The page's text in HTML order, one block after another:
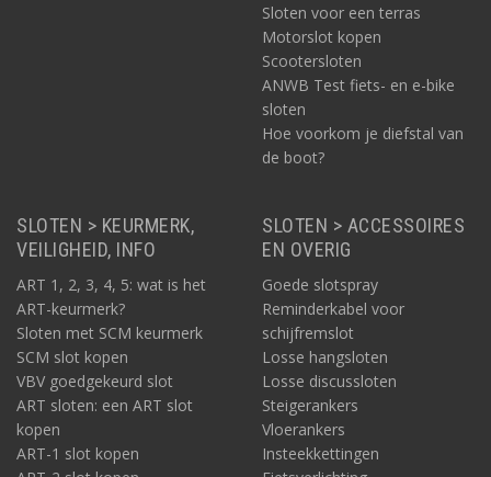
Houd er óók rekening mee dat u - om in aanmerking te komen
voor vergoeding - bij uw verzekeraar waarschijnlijk twee sleutels
moet kunnen inleveren. Namelijk een reservesleutel en een
zichtbaar gebruikte sleutel. Lees vooraf ook altijd de
polisvoorwaarden van uw eigen verzekering.
ART-3 sloten
ART-4 sloten
Sloten voor een terras
Motorslot kopen
Scootersloten
ANWB Test fiets- en e-bike
sloten
Hoe voorkom je diefstal van
de boot?
SLOTEN > KEURMERK,
VEILIGHEID, INFO
ART 1, 2, 3, 4, 5: wat is het
ART-keurmerk?
Sloten met SCM keurmerk
SCM slot kopen
VBV goedgekeurd slot
ART sloten: een ART slot
kopen
ART-1 slot kopen
SLOTEN > ACCESSOIRES
EN OVERIG
Goede slotspray
Reminderkabel voor
schijfremslot
Losse hangsloten
Losse discussloten
Steigerankers
Vloerankers
Insteekkettingen